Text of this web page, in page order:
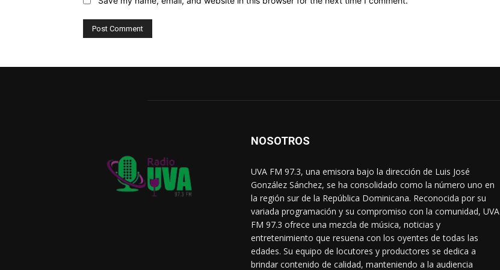
NOSOTROS
UVA FM 97.3, una emisora bajo la dirección de Luis José
González Sánchez, se ha consolidado como la número uno en
la región sur de la República Dominicana. Reconocida por su
variada programación y su compromiso con la comunidad, UVA
FM 97.3 ofrece una mezcla de música, noticias y
entretenimiento que resuena con los oyentes de todas las
edades. Su equipo de locutores y productores se dedica a
brindar contenido de calidad, manteniendo a la audiencia